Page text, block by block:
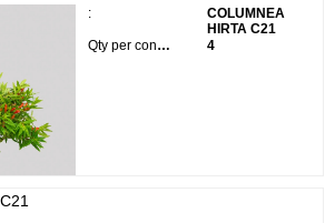
:
COLUMNEA
HIRTA C21
Qty per container:
4